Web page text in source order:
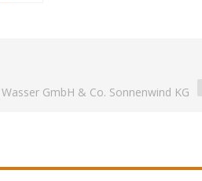
GmbH & Co. Sonnenwind KG